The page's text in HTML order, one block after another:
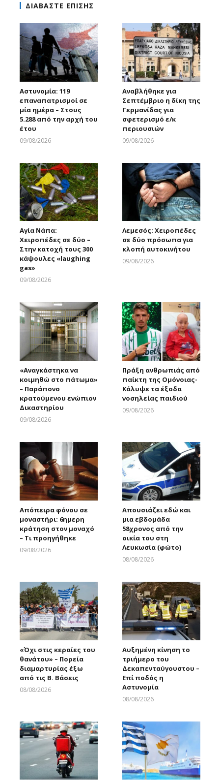
ΔΙΑΒΑΣΤΕ ΕΠΙΣΗΣ
Αστυνομία: 119
επαναπατρισμοί σε
μία ημέρα – Στους
5.288 από την αρχή του
έτου
09/08/2026
Αναβλήθηκε για
Σεπτέμβριο η δίκη της
Γερμανίδας για
σφετερισμό ε/κ
περιουσιών
09/08/2026
Αγία Νάπα:
Χειροπέδες σε δύο –
Στην κατοχή τους 300
κάψουλες «laughing
gas»
09/08/2026
Λεμεσός: Χειροπέδες
σε δύο πρόσωπα για
κλοπή αυτοκινήτου
09/08/2026
«Αναγκάστηκα να
κοιμηθώ στο πάτωμα»
– Παράπονο
κρατούμενου ενώπιον
Δικαστηρίου
09/08/2026
Πράξη ανθρωπιάς από
παίκτη της Ομόνοιας-
Κάλυψε τα έξοδα
νοσηλείας παιδιού
09/08/2026
Απόπειρα φόνου σε
μοναστήρι: 6ημερη
κράτηση στον μοναχό
– Τι προηγήθηκε
09/08/2026
Απουσιάζει εδώ και
μια εβδομάδα
58χρονος από την
οικία του στη
Λευκωσία (φώτο)
08/08/2026
«Όχι στις κεραίες του
θανάτου» – Πορεία
διαμαρτυρίας έξω
από τις Β. Βάσεις
08/08/2026
Αυξημένη κίνηση το
τριήμερο του
Δεκαπενταύγουστου –
Επί ποδός η
Αστυνομία
08/08/2026